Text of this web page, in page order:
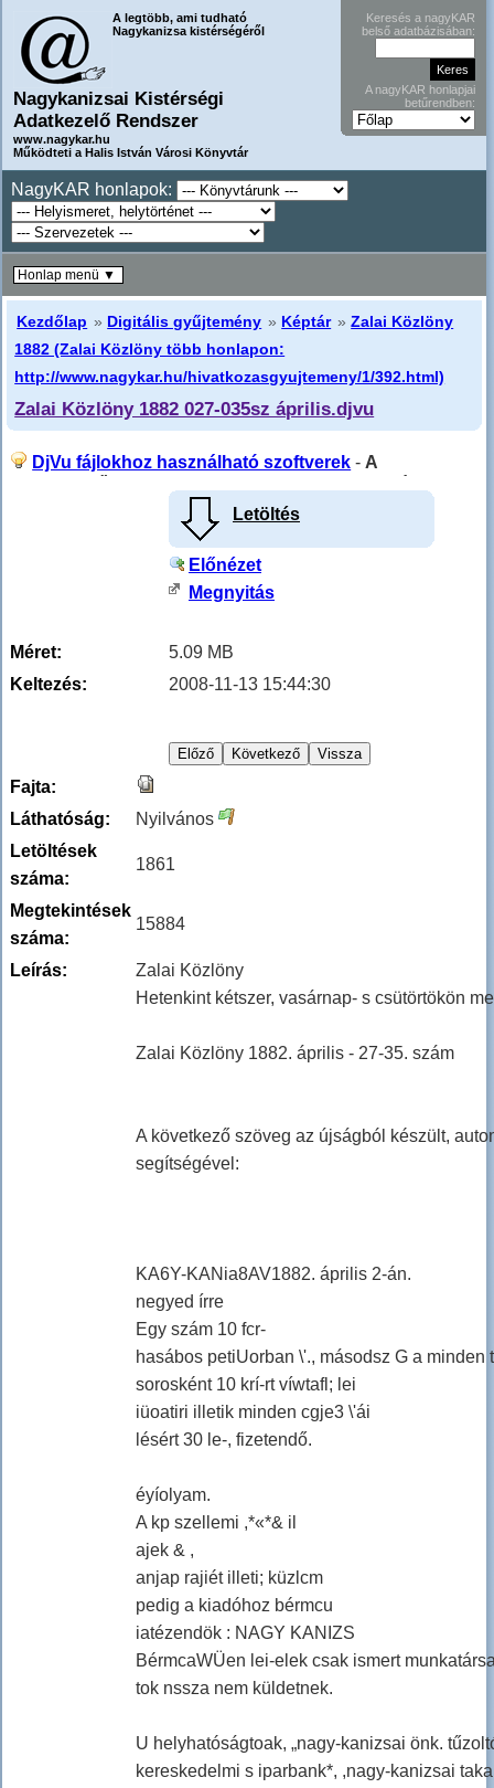
A legtöbb, ami tudható
Nagykanizsa kistérségéről
Nagykanizsai Kistérségi
Adatkezelő Rendszer
www.nagykar.hu
Működteti a Halis István Városi Könyvtár
Keresés a nagyKAR
belső adatbázisában:
A nagyKAR honlapjai
betűrendben:
NagyKAR honlapok:
Kezdőlap » Digitális gyűjtemény » Képtár »Zalai Közlöny
1882 (Zalai Közlöny több honlapon:
http://www.nagykar.hu/hivatkozasgyujtemeny/1/392.html)
Zalai Közlöny 1882 027-035sz április.djvu
DjVu fájlokhoz használható szoftverek - A
Letöltés
Előnézet
Megnyitás
Méret:
5.09 MB
Keltezés:
2008-11-13 15:44:30
Fajta:
Láthatóság:
Nyilvános
Letöltések
száma:
1861
Megtekintések
száma:
15884
Leírás:
Zalai Közlöny
Hetenkint kétszer, vasárnap- s csütörtökön
Zalai Közlöny 1882. április - 27-35. szám
A következő szöveg az újságból készült,
segítségével:
KA6Y-KANia8AV1882. április 2-án.
negyed írre
Egy szám 10 fcr-
hasábos petiUorban \'., másodsz G a minden
sorosként 10 krí-rt víwtafl; lei
iüoatiri illetik minden cgje3 \'ái
lésért 30 le-, fizetendő.
éyíolyam.
A kp szellemi ,*«*& il
ajek & ,
anjap rajiét illeti; küzlcm
pedig a kiadóhoz bérmcu
iatézendök : NAGY KANIZS
BérmcaWÜen lei-elek csak ismert
tok nssza nem küldetnek.
U helyhatóságtoak, „nagy-kanizsai önk.
kereskedelmi s iparbank*, ,nagy-kanizsai
Honlap menü ▼